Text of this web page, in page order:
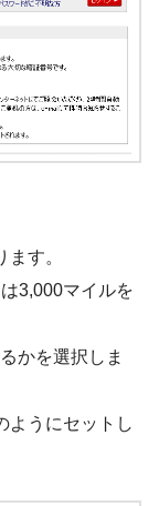
す。
3,000マイルを
かを選択しま
ようにセットし